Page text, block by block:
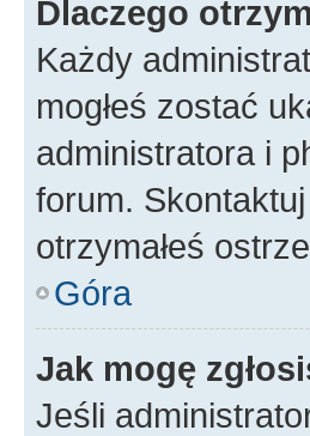
Dlaczego
Każdy
mogłeś zostać
administratora i
forum.
otrzymałeś
Góra
Jak mogę
Jeśli